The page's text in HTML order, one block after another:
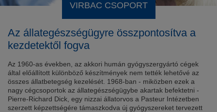
VIRBAC CSOPORT
Az állategészségügyre összpontosítva a
kezdetektől fogva
Az 1960-as években, az akkori humán gyógyszergyártó cégek
által előállított különböző készítmények nem tették lehetővé az
összes állatbetegség kezelését. 1968-ban - miközben ezek a
nagy cégcsoportok az állategészségügybe akartak befektetni -
Pierre-Richard Dick, egy nizzai állatorvos a Pasteur Intézetben
szerzett képzettségére támaszkodva új gyógyszereket tervezett